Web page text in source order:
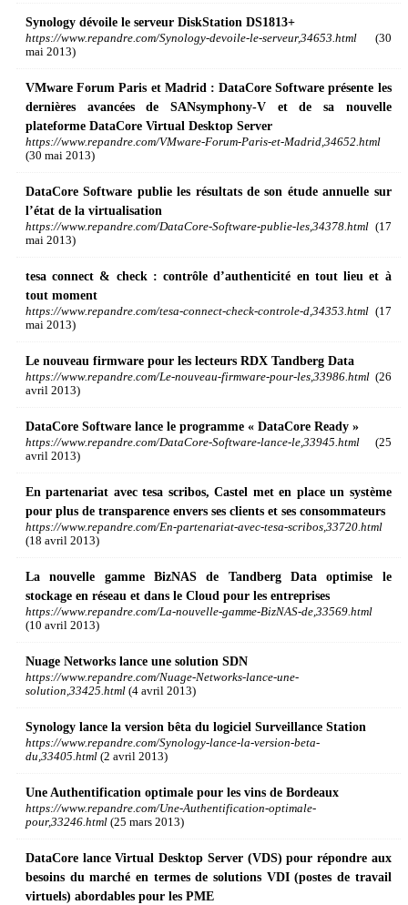
Synology dévoile le serveur DiskStation DS1813+
https://www.repandre.com/Synology-devoile-le-serveur,34653.html (30
mai 2013)
VMware Forum Paris et Madrid : DataCore Software présente les
dernières avancées de SANsymphony-V et de sa nouvelle
plateforme DataCore Virtual Desktop Server
https://www.repandre.com/VMware-Forum-Paris-et-Madrid,34652.html
(30 mai 2013)
DataCore Software publie les résultats de son étude annuelle sur
l’état de la virtualisation
https://www.repandre.com/DataCore-Software-publie-les,34378.html (17
mai 2013)
tesa connect & check : contrôle d’authenticité en tout lieu et à
tout moment
https://www.repandre.com/tesa-connect-check-controle-d,34353.html (17
mai 2013)
Le nouveau firmware pour les lecteurs RDX Tandberg Data
https://www.repandre.com/Le-nouveau-firmware-pour-les,33986.html (26
avril 2013)
DataCore Software lance le programme « DataCore Ready »
https://www.repandre.com/DataCore-Software-lance-le,33945.html (25
avril 2013)
En partenariat avec tesa scribos, Castel met en place un système
pour plus de transparence envers ses clients et ses consommateurs
https://www.repandre.com/En-partenariat-avec-tesa-scribos,33720.html
(18 avril 2013)
La nouvelle gamme BizNAS de Tandberg Data optimise le
stockage en réseau et dans le Cloud pour les entreprises
https://www.repandre.com/La-nouvelle-gamme-BizNAS-de,33569.html
(10 avril 2013)
Nuage Networks lance une solution SDN
https://www.repandre.com/Nuage-Networks-lance-une-
solution,33425.html (4 avril 2013)
Synology lance la version bêta du logiciel Surveillance Station
https://www.repandre.com/Synology-lance-la-version-beta-
du,33405.html (2 avril 2013)
Une Authentification optimale pour les vins de Bordeaux
https://www.repandre.com/Une-Authentification-optimale-
pour,33246.html (25 mars 2013)
DataCore lance Virtual Desktop Server (VDS) pour répondre aux
besoins du marché en termes de solutions VDI (postes de travail
virtuels) abordables pour les PME